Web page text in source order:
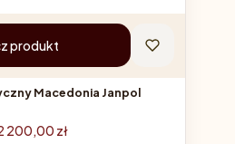
produkt
Macedonia Janpol
200,00 zł